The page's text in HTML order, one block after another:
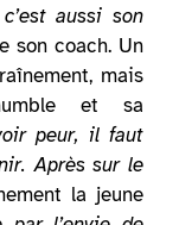
aussi son
son coach. Un
mais
et sa
peur, il faut
Après sur le
la jeune